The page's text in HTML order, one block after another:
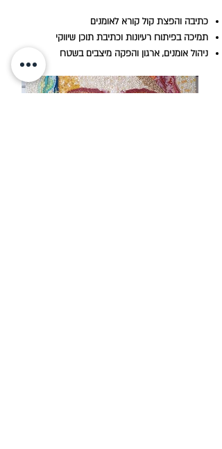
כתיבה והפצת קול קורא לאומנים
תמיכה בפיתוח רעיונות וכתיבת תוכן שיווקי
ניהול אומנים, ארגון והפקה מיצבים בשטח